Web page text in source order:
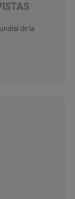
de la